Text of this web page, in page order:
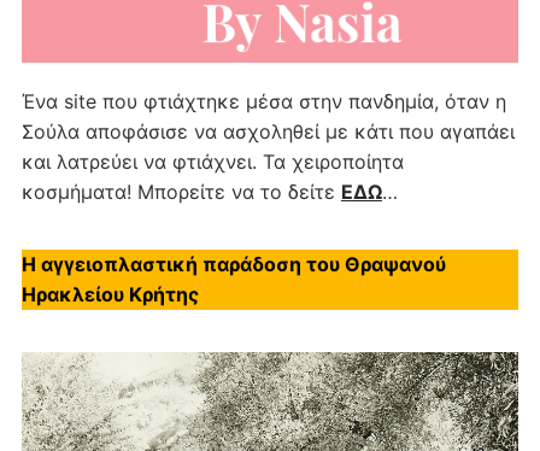
Ένα site που φτιάχτηκε μέσα στην πανδημία, όταν η
Σούλα αποφάσισε να ασχοληθεί με κάτι που αγαπάει
και λατρεύει να φτιάχνει. Τα χειροποίητα
κοσμήματα! Μπορείτε να το δείτε ΕΔΩ…
Η αγγειοπλαστική παράδοση του Θραψανού
Ηρακλείου Κρήτης